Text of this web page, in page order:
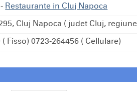
- Restaurante in Cluj Napoca
Cluj Napoca ( judet Cluj, regiune
( Fisso)0723-264456 ( Cellulare)